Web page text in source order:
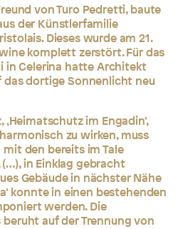
von Turo Pedretti, baute
der Künstlerfamilie
Dieses wurde am 21.
komplett zerstört. Für das
in Celerina hatte Architekt
das dortige Sonnenlicht neu
im Engadin‘,
zu wirken, muss
den bereits im Tale
in Einklag gebracht
Gebäude in nächster Nähe
konnte in einen bestehenden
werden. Die
auf der Trennung von